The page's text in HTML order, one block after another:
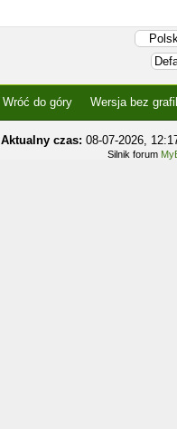
Wróć do góry Wersja bez
Aktualny czas: 08-07-2026,
Silnik forum